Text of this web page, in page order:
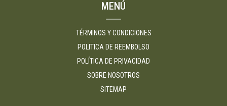
MENÚ
TÉRMINOS Y CONDICIONES
POLITICA DE REEMBOLSO
POLÍTICA DE PRIVACIDAD
SOBRE NOSOTROS
SITEMAP